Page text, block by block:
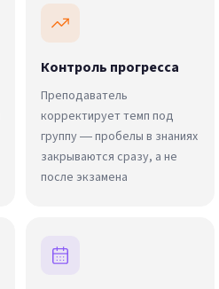
Контроль прогресса
Преподаватель
корректирует темп под
группу — пробелы в знаниях
закрываются сразу, а не
после экзамена